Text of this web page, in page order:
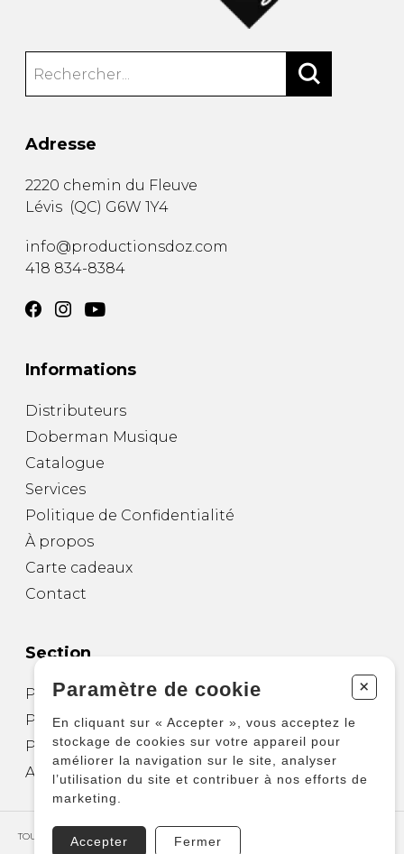
Adresse
2220 chemin du Fleuve
Lévis (QC) G6W 1Y4
info@productionsdoz.com
418 834-8384
Informations
Distributeurs
Doberman Musique
Catalogue
Services
Politique de Confidentialité
À propos
Carte cadeaux
Contact
Section
Partitions pour guitare
Partitions pour autres instruments
Partitions pour ensembles
Autres produits
TOUS DROITS RÉSERVÉS © COPYRIGHT 2026 – PRODUCTIONS D'OZ
Paramètre de cookie +
En cliquant sur « Accepter », vous acceptez le
stockage de cookies sur votre appareil pour
améliorer la navigation sur le site, analyser
l’utilisation du site et contribuer à nos efforts de
marketing.
Accepter Fermer